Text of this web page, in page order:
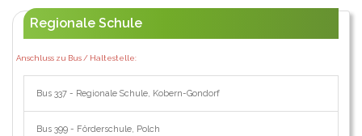
Regionale Schule
Anschluss zu Bus / Haltestelle:
Bus 337 - Regionale Schule, Kobern-Gondorf
Bus 399 - Förderschule, Polch